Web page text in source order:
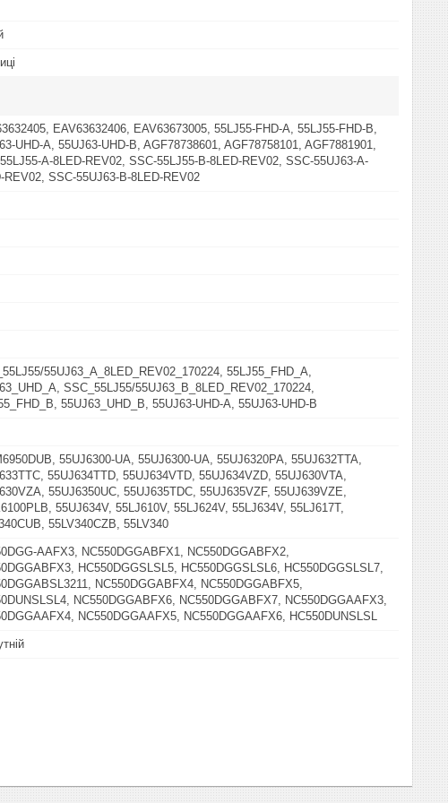
EAV63632406, EAV63673005, 55LJ55-FHD-A, 55LJ55-FHD-B,
UHD-A, 55UJ63-UHD-B, AGF78738601, AGF78758101, AGF7881901,
A-8LED-REV02, SSC-55LJ55-B-8LED-REV02, SSC-55UJ63-A-
REV02, SSC-55UJ63-B-8LED-REV02
55UJ63_A_8LED_REV02_170224, 55LJ55_FHD_A,
SSC_55LJ55/55UJ63_B_8LED_REV02_170224,
55UJ63_UHD_B, 55UJ63-UHD-A, 55UJ63-UHD-B
55UJ6300-UA, 55UJ6300-UA, 55UJ6320PA, 55UJ632TTA,
55UJ634TTD, 55UJ634VTD, 55UJ634VZD, 55UJ630VTA,
55UJ6350UC, 55UJ635TDC, 55UJ635VZF, 55UJ639VZE,
55UJ634V, 55LJ610V, 55LJ624V, 55LJ634V, 55LJ617T,
55LV340CZB, 55LV340
AAFX3, NC550DGGABFX1, NC550DGGABFX2,
HC550DGGSLSL5, HC550DGGSLSL6, HC550DGGSLSL7,
NC550DGGABFX4, NC550DGGABFX5,
NC550DGGABFX6, NC550DGGABFX7, NC550DGGAAFX3,
NC550DGGAAFX5, NC550DGGAAFX6, HC550DUNSLSL